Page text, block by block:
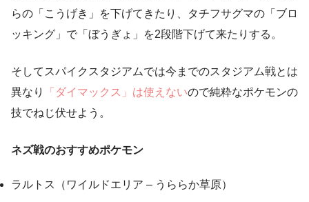
らの「こうげき」を下げてきたり、タチフサグマの「ブロ
ッキング」で「ぼうぎょ」を2段階下げて来たりする。
そしてスパイクスタジアムでは今までのスタジアム戦とは
異なり
「ダイマックス」は使えないので純粋なポケモンの
技でねじ伏せよう。
ネズ戦のおすすめポケモン
ラルトス（ワイルドエリア – うららか草原）